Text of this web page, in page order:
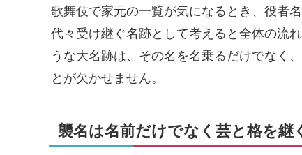
歌舞伎で家元の一覧が気になるとき、役者
代々受け継ぐ名跡として考えると全体の流
うな大名跡は、その名を名乗るだけでなく
とが欠かせません。
襲名は名前だけでなく芸と格を継